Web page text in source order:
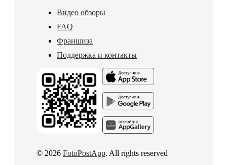
Видео обзоры
FAQ
Франшиза
Поддержка и контакты
© 2026 FotoPostApp. All rights reserved